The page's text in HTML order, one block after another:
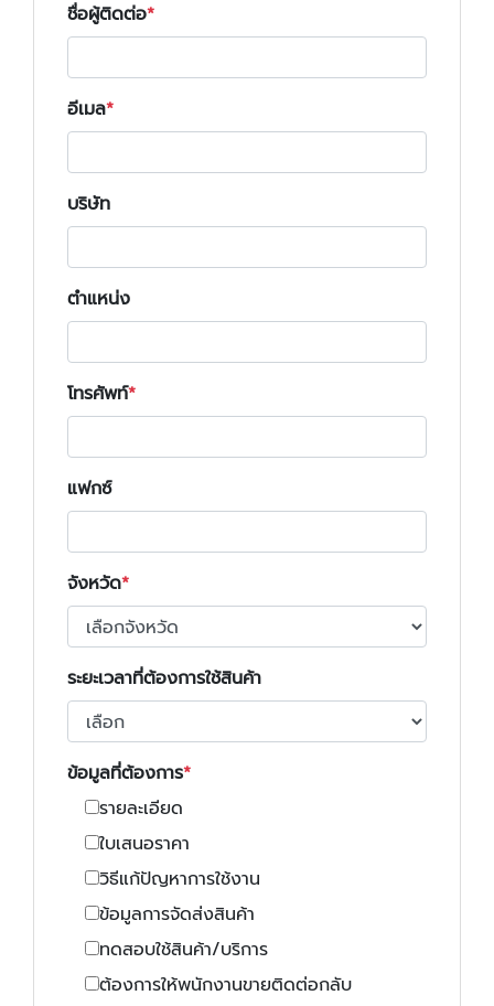
ชื่อผู้ติดต่อ
อีเมล
บริษัท
ตำแหน่ง
โทรศัพท์
แฟกซ์
จังหวัด
ระยะเวลาที่ต้องการใช้สินค้า
ข้อมูลที่ต้องการ
รายละเอียด
ใบเสนอราคา
วิธีแก้ปัญหาการใช้งาน
ข้อมูลการจัดส่งสินค้า
ทดสอบใช้สินค้า/บริการ
ต้องการให้พนักงานขายติดต่อกลับ